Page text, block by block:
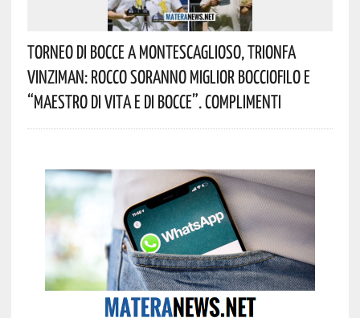
Torneo Di Bocce A Montescaglioso, Trionfa
Vinziman: Rocco Soranno Miglior Bocciofilo E
“Maestro Di Vita E Di Bocce”. Complimenti